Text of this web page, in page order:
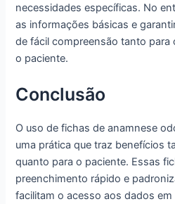
necessidades específicas. No
as informações básicas e
de fácil compreensão tanto
o paciente.
Conclusão
O uso de fichas de anamnese
uma prática que traz benefícios
quanto para o paciente. Essas
preenchimento rápido e
facilitam o acesso aos dados